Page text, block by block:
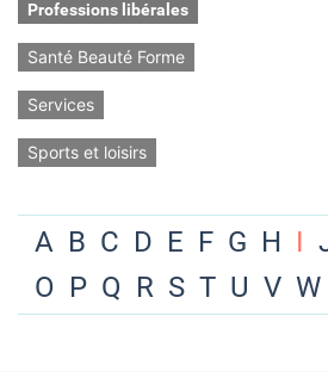
Professions libérales
Santé Beauté Forme
Services
Sports et loisirs
A B C D E F G H I
O P Q R S T U V W